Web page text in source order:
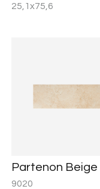
25,1x75,6
Partenon Beige
9020